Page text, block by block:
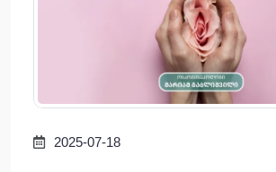
2025-07-18